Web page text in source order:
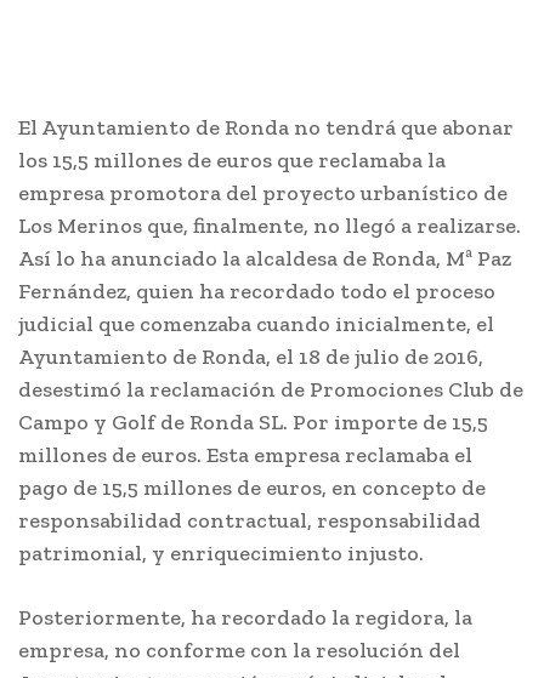
El Ayuntamiento de Ronda no tendrá que abonar
los 15,5 millones de euros que reclamaba la
empresa promotora del proyecto urbanístico de
Los Merinos que, finalmente, no llegó a realizarse.
Así lo ha anunciado la alcaldesa de Ronda, Mª Paz
Fernández, quien ha recordado todo el proceso
judicial que comenzaba cuando inicialmente, el
Ayuntamiento de Ronda, el 18 de julio de 2016,
desestimó la reclamación de Promociones Club de
Campo y Golf de Ronda SL. Por importe de 15,5
millones de euros. Esta empresa reclamaba el
pago de 15,5 millones de euros, en concepto de
responsabilidad contractual, responsabilidad
patrimonial, y enriquecimiento injusto.
Posteriormente, ha recordado la regidora, la
empresa, no conforme con la resolución del